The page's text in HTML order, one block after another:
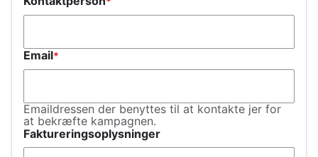
Email
Emaildressen der benyttes til at kontakte jer for
at bekræfte kampagnen.
Faktureringsoplysninger